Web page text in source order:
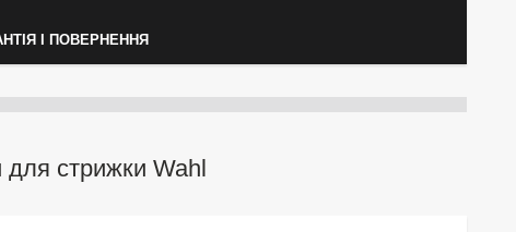
І ПОВЕРНЕННЯ
стрижки Wahl